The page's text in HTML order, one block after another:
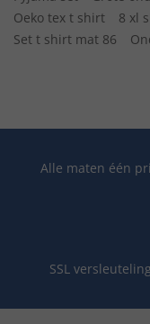
Oeko tex t shirt
8 xl
Set t shirt mat 86
Alle maten één
SSL versleuteling